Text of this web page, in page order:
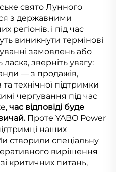
свято Лунного
з державними
регіонів, і під час
виникнути термінові
замовлень або
зверніть увагу:
— з продажів,
технічної підтримки
чергування під час
час відповіді буде
Проте YABO Power
наших
створили спеціальну
вирішення
критичних питань,